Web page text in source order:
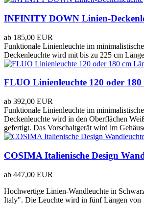
INFINITY DOWN Linien-
ab 185,00 EUR
Funktionale Linienleuchte im
Deckenleuchte wird mit bis zu 225 cm
FLUO Linienleuchte 120 oder 180
ab 392,00 EUR
Funktionale Linienleuchte im
Deckenleuchte wird in den Oberflächen
gefertigt. Das Vorschaltgerät wird im
COSIMA Italienische Design
ab 447,00 EUR
Hochwertige Linien-Wandleuchte in
Italy". Die Leuchte wird in fünf Längen von